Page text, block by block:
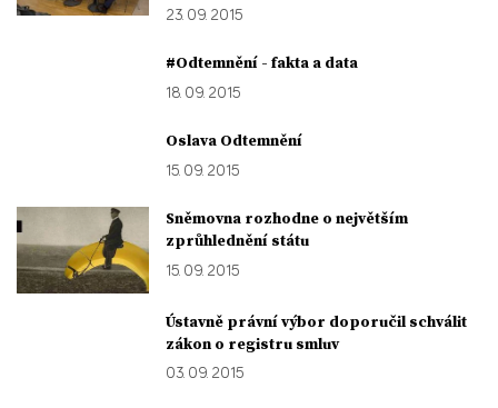
23. 09. 2015
#Odtemnění - fakta a data
18. 09. 2015
Oslava Odtemnění
15. 09. 2015
Sněmovna rozhodne o největším
zprůhlednění státu
15. 09. 2015
Ústavně právní výbor doporučil schválit
zákon o registru smluv
03. 09. 2015